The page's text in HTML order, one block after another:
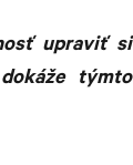
upraviť si
týmto